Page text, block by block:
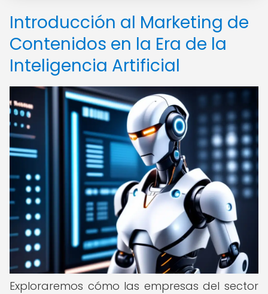
Introducción al Marketing de
Contenidos en la Era de la
Inteligencia Artificial
Exploraremos cómo las empresas del sector